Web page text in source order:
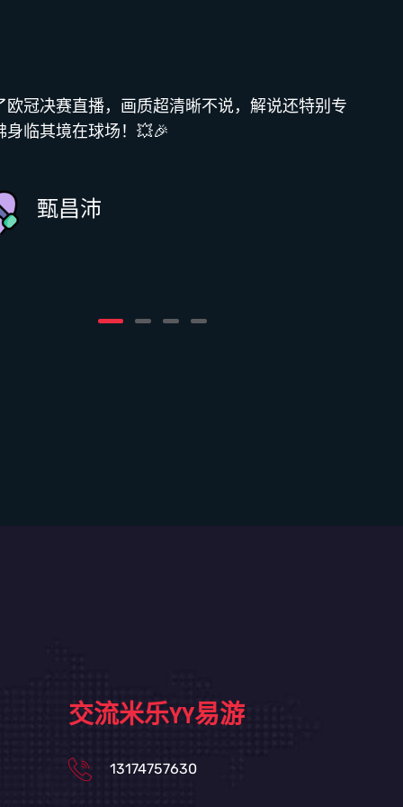
欧冠决赛直播，画质超清晰不说，解说还特别专
身临其境在球场！💥🎉
甄昌沛
交流米乐YY易游
13174757630